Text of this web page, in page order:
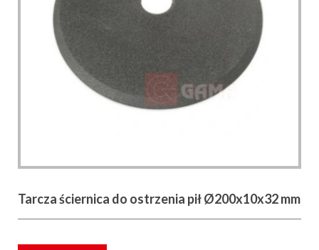
Tarcza ściernica do ostrzenia pił Ø200x10x32 mm